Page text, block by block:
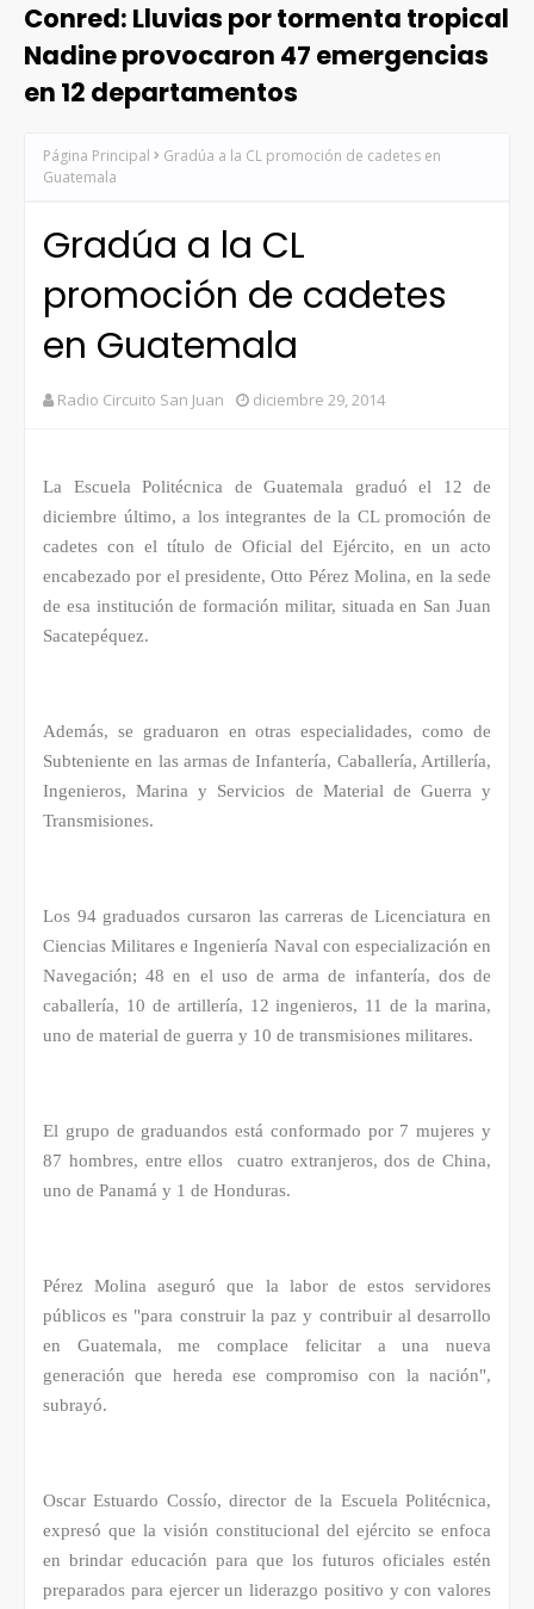
Conred: Lluvias por tormenta tropical
Nadine provocaron 47 emergencias
en 12 departamentos
Página Principal
Gradúa a la CL promoción de cadetes en
Guatemala
Gradúa a la CL
promoción de cadetes
en Guatemala
Radio Circuito San Juan diciembre 29, 2014
La Escuela Politécnica de Guatemala graduó el 12 de
diciembre último, a los integrantes de la CL promoción de
cadetes con el título de Oficial del Ejército, en un acto
encabezado por el presidente, Otto Pérez Molina, en la sede
de esa institución de formación militar, situada en San Juan
Sacatepéquez.
Además, se graduaron en otras especialidades, como de
Subteniente en las armas de Infantería, Caballería, Artillería,
Ingenieros, Marina y Servicios de Material de Guerra y
Transmisiones.
Los 94 graduados cursaron las carreras de Licenciatura en
Ciencias Militares e Ingeniería Naval con especialización en
Navegación; 48 en el uso de arma de infantería, dos de
caballería, 10 de artillería, 12 ingenieros, 11 de la marina,
uno de material de guerra y 10 de transmisiones militares.
El grupo de graduandos está conformado por 7 mujeres y
87 hombres, entre ellos
cuatro extranjeros, dos de China,
uno de Panamá y 1 de Honduras.
Pérez Molina aseguró que la labor de estos servidores
públicos es "para construir la paz y contribuir al desarrollo
en Guatemala, me complace felicitar a una nueva
generación que hereda ese compromiso con la nación",
subrayó.
Oscar Estuardo Cossío, director de la Escuela Politécnica,
expresó que la visión constitucional del ejército se enfoca
en brindar educación para que los futuros oficiales estén
preparados para ejercer un liderazgo positivo y con valores